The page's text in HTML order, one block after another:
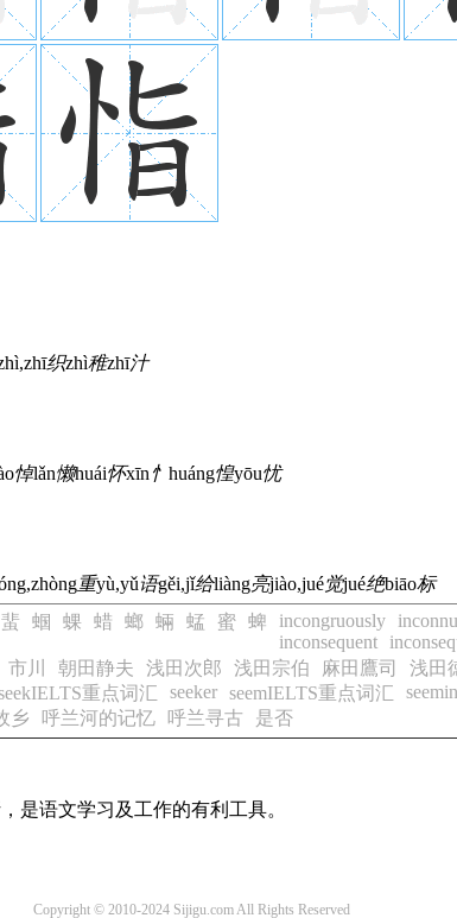
织zhì稚zhī汁
悼lǎn懒huái怀xīn 忄 huáng惶yōu忧
重yù,yǔ语gěi,jǐ给liàng亮jiào,jué觉jué绝biāo标
蜚 蝈 蜾 蜡 螂 蜽 蜢 蜜 蜱 incongruously
inconnu
inconsequent
市川 朝田静夫 浅田次郎 浅田宗伯 麻田鷹司
浅田
重点词汇 seeker seemIELTS重点词汇
乡 呼兰河的记忆 呼兰寻古 是否
是语文学习及工作的有利工具。
Copyright © 2010-2024 Sijigu.com All Rights Reserved